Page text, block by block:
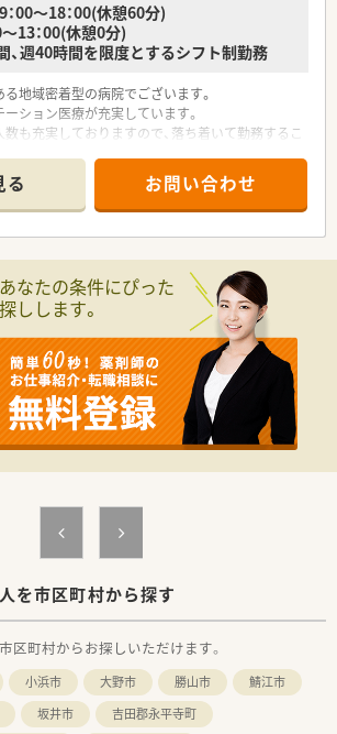
00～18：00(休憩60分)
13：00(休憩0分)
、週40時間を限度とするシフト制勤務
地域密着型の病院でございます。
ション医療が充実しています。
も充実しておりますので、落ち着いて勤務するこ
る お問い合わせ
なたの条件にぴった
しします。
を市区町村から探す
区町村からお探しいただけます。
小浜市 大野市 勝山市
鯖江市
坂井市
吉田郡永平寺町